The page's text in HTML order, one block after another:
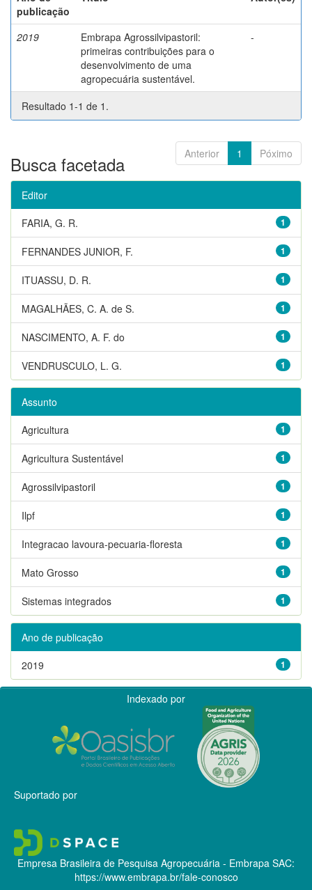
publicação
2019
Embrapa Agrossilvipastoril:
primeiras contribuições para o
desenvolvimento de uma
agropecuária sustentável.
-
Resultado 1-1 de 1.
Anterior 1 Póximo
Busca facetada
Editor
1
FARIA, G. R.
1
FERNANDES JUNIOR, F.
1
ITUASSU, D. R.
1
MAGALHÃES, C. A. de S.
1
NASCIMENTO, A. F. do
1
VENDRUSCULO, L. G.
Assunto
1
Agricultura
1
Agricultura Sustentável
1
Agrossilvipastoril
1
Ilpf
1
Integracao lavoura-pecuaria-floresta
1
Mato Grosso
1
Sistemas integrados
Ano de publicação
1
2019
Indexado por
Suportado por
Empresa Brasileira de Pesquisa Agropecuária - Embrapa SAC:
https://www.embrapa.br/fale-conosco